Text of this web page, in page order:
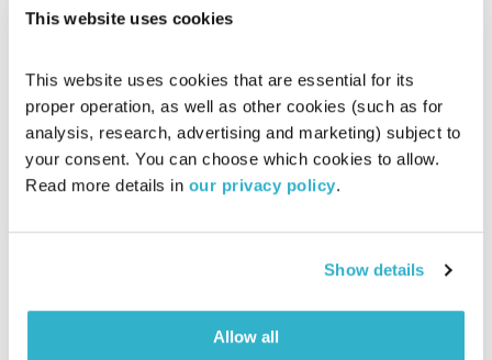
This website uses cookies
This website uses cookies that are essential for its
proper operation, as well as other cookies (such as for
analysis, research, advertising and marketing) subject to
your consent. You can choose which cookies to allow.
Read more details in our privacy policy.
Show details
Allow all
גימטריה, נומרולוגיה וסמלים
קבלו תיקון
שמואל שאולושי אביבי
17.10.13
00:56:06
אודיו